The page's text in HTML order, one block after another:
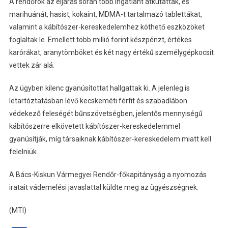
marihuánát, hasist, kokaint, MDMA-t tartalmazó tablettákat,
valamint a kábítószer-kereskedelemhez köthető eszközöket
foglaltak le. Emellett több millió forint készpénzt, értékes
karórákat, aranytömböket és két nagy értékű személygépkocsit
vettek zár alá.
Az ügyben kilenc gyanúsítottat hallgattak ki. A jelenleg is
letartóztatásban lévő kecskeméti férfit és szabadlábon
védekező feleségét bűnszövetségben, jelentős mennyiségű
kábítószerre elkövetett kábítószer-kereskedelemmel
gyanúsítják, míg társaiknak kábítószer-kereskedelem miatt kell
felelniük.
A Bács-Kiskun Vármegyei Rendőr-főkapitányság a nyomozás
iratait vádemelési javaslattal küldte meg az ügyészségnek.
(MTI)